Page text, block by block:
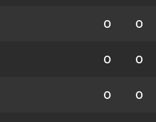
0 0
0 0
0 0